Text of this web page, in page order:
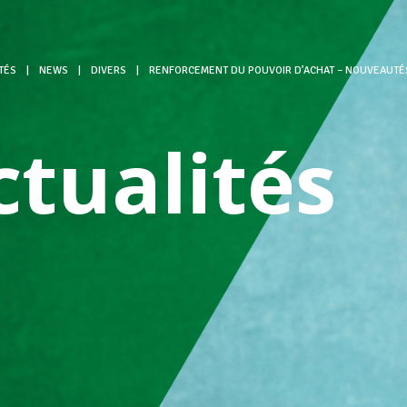
NEWS DIVERS RENFORCEMENT DU POUVOIR D’ACHAT –